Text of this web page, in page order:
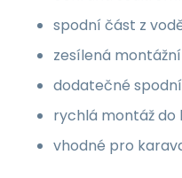
spodní část z
zesílená
dodatečné
rychlá montáž do
vhodné pro